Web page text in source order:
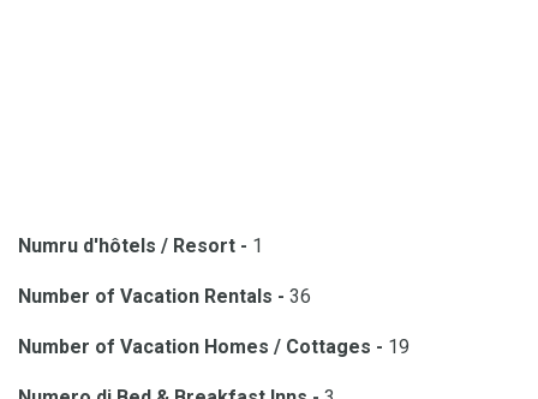
Numru d'hôtels / Resort - 1
Number of Vacation Rentals - 36
Number of Vacation Homes / Cottages - 19